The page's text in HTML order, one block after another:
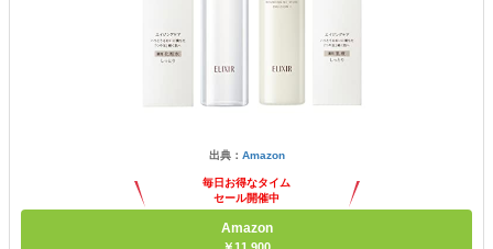
出典： Amazon
毎日お得なタイム
セール開催中
Amazon